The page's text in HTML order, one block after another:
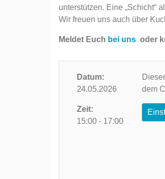
unterstützen. Eine „Schicht“
Wir freuen uns auch über
Meldet Euch bei uns oder
Datum:
24.05.2026
Zeit:
15:00 - 17:00
dem